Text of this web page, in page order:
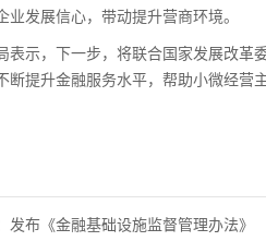
业发展信心，带动提升营商环境。
示，下一步，将联合国家发展改革
断提升金融服务水平，帮助小微经营
发布《金融基础设施监督管理办法》